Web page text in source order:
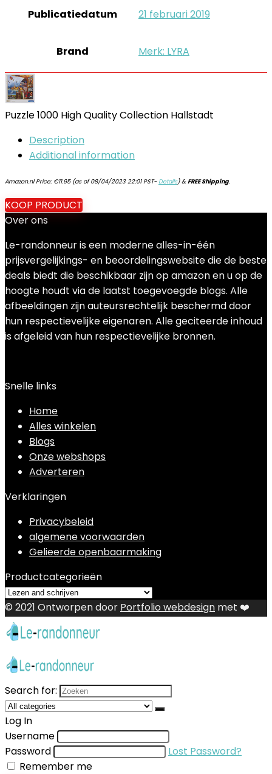
Publicatiedatum ‎21 februari 2019
Brand Merk: LYRA
Puzzle 1000 High Quality Collection Hallstadt
Description
Additional information
Amazon.nl Price: €11.95(as of 08/04/2023 22:01 PST-Details)&FREE Shipping.
KOOP PRODUCT
Over ons
Le-randonneur is een moderne alles-in-één
prijsvergelijkings- en beoordelingswebsite die de beste
deals biedt die beschikbaar zijn op amazon en u op de
hoogte houdt via de laatst toegevoegde blogs. Alle
afbeeldingen zijn auteursrechtelijk beschermd door
hun respectievelijke eigenaren. Alle geciteerde inhoud
is afgeleid van hun respectievelijke bronnen.
Snelle links
Home
Alles winkelen
Blogs
Onze webshops
Adverteren
Verklaringen
Privacybeleid
algemene voorwaarden
Gelieerde openbaarmaking
Productcategorieën
© 2021 Ontworpen door Portfolio webdesign met ❤️
Search for:
Log In
Username
Password
Lost Password?
Remember me